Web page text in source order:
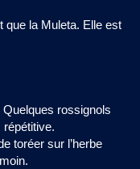
que la Muleta. Elle est
rossignols
toréer sur l’herbe